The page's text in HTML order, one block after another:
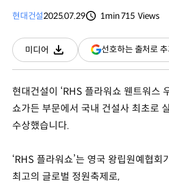
현대건설2025.07.29
1min715 Views
미디어
다운로드
선호하는 출처로
현대건설이 ‘RHS 플라워쇼 웬트워스
쇼가든 부문에서 국내 건설사 최초로
수상했습니다.
‘RHS 플라워쇼’는 영국 왕립원예협회
최고의 글로벌 정원축제로,